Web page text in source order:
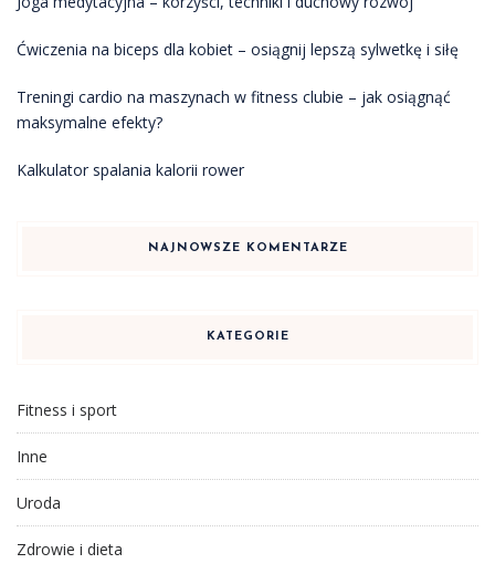
Ćwiczenia na biceps dla kobiet – osiągnij lepszą sylwetkę i siłę
Treningi cardio na maszynach w fitness clubie – jak osiągnąć
maksymalne efekty?
Kalkulator spalania kalorii rower
NAJNOWSZE KOMENTARZE
KATEGORIE
Fitness i sport
Inne
Uroda
Zdrowie i dieta